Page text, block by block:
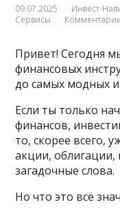
09.07.2025 Инвест-
Сервисы
Привет! Сегодня
финансовых
до самых модных
Если ты только
финансов,
то, скорее всего,
акции,
загадочные слова.
Но что это всё